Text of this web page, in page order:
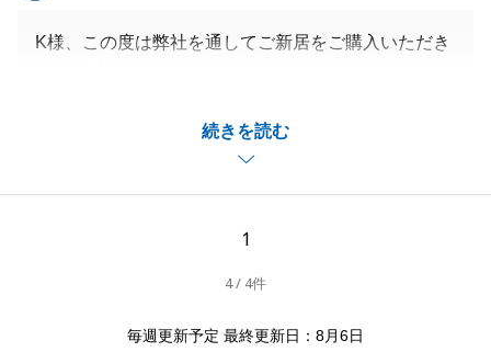
続きを読む
K様、この度は弊社を通してご新居をご購入いただき
配をお掛けしてしまい、誠に申し訳ございませんでし
室内リフォームを経てのご入居と伺っております。
1
4 / 4件
毎週更新予定 最終更新日：8月6日